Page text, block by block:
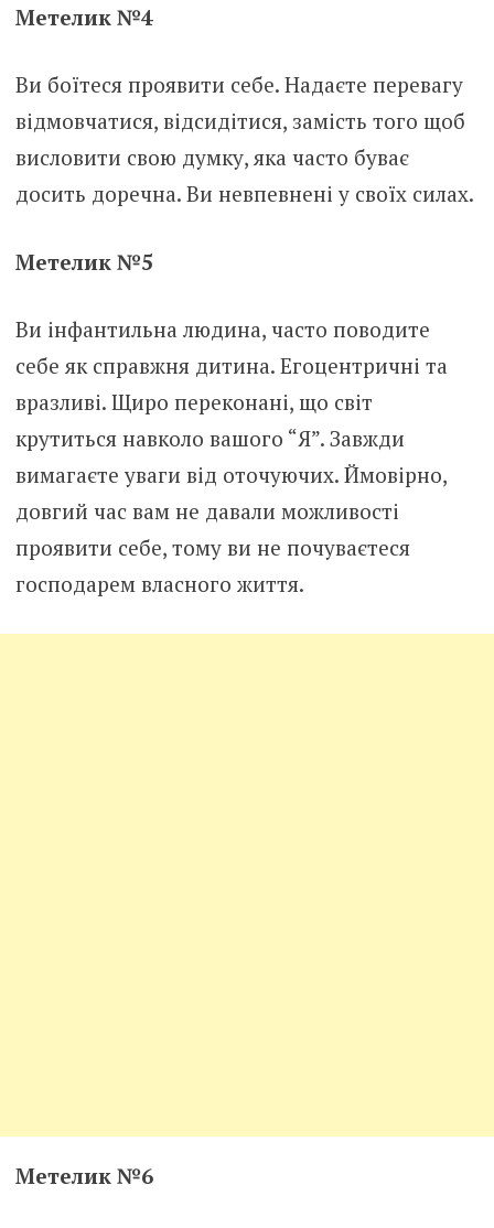
Метелик №4
Ви боїтеся проявити себе. Надаєте перевагу
відмовчатися, відсидітися, замість того щоб
висловити свою думку, яка часто буває
досить доречна. Ви невпевнені у своїх силах.
Метелик №5
Ви інфантильна людина, часто поводите
себе як справжня дитина. Егоцентричні та
вразливі. Щиро переконані, що світ
крутиться навколо вашого “Я”. Завжди
вимагаєте уваги від оточуючих. Ймовірно,
довгий час вам не давали можливості
проявити себе, тому ви не почуваєтеся
господарем власного життя.
Метелик №6